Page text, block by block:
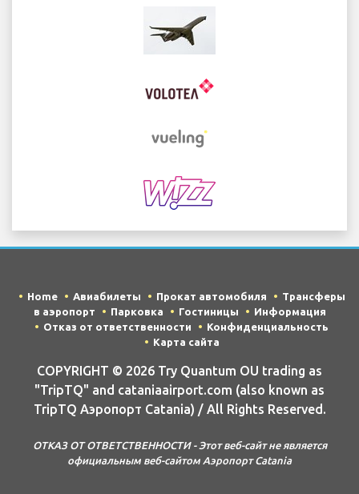
Home Авиабилеты Прокат автомобиля
Трансферы
в аэропорт
Парковка Гостиницы
Информация
Отказ от ответственности
Конфиденциальность
Карта сайта
COPYRIGHT © 2026 Try Quantum OU trading as
"TripTQ" and cataniaairport.com (also known as
TripTQ Аэропорт Catania) / All Rights Reserved.
ОТКАЗ ОТ ОТВЕТСТВЕННОСТИ - Этот веб-сайт не является
официальным веб-сайтом Аэропорт Catania